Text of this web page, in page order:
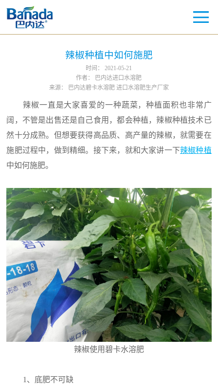
辣椒种植中如何施肥
时间：
2021-05-21
作者：
巴内达进口水溶肥
来源：
巴内达碧卡水溶肥 进口水溶肥生产厂家
辣椒一直是大家喜爱的一种蔬菜，种植面积也非常广
阔，不管是出售还是自己食用，都会种植，辣椒种植技术已
然十分成熟。但想要获得高品质、高产量的辣椒，就需要在
施肥过程中，做到精细。接下来，就和大家讲一下辣椒种植
中如何施肥。
辣椒使用碧卡水溶肥
1、底肥不可缺